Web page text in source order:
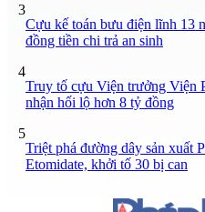
3
Cựu kế toán bưu điện lĩnh 13
đồng tiền chi trả an sinh
4
Truy tố cựu Viện trưởng Viện
nhận hối lộ hơn 8 tỷ đồng
5
Triệt phá đường dây sản xuất
Etomidate, khởi tố 30 bị can